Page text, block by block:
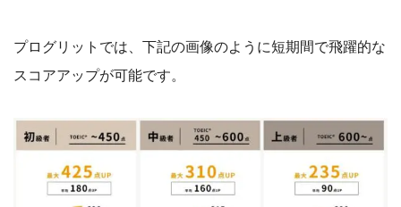
プログリットでは、下記の画像のように短期間で飛躍的な
スコアアップが可能です。